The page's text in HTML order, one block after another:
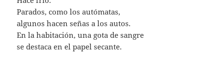
Parados, como los autómatas,
algunos hacen señas a los autos.
En la habitación, una gota de sangre
se destaca en el papel secante.